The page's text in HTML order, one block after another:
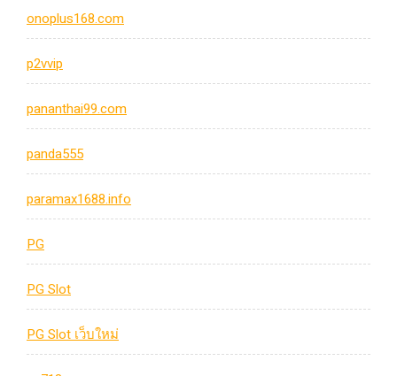
onoplus168.com
p2vvip
pananthai99.com
panda555
paramax1688.info
PG
PG Slot
PG Slot เว็บใหม่